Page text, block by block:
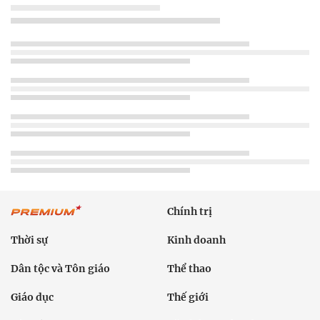
Chính trị
Thời sự Kinh doanh
Dân tộc và Tôn giáo Thể thao
Giáo dục Thế giới